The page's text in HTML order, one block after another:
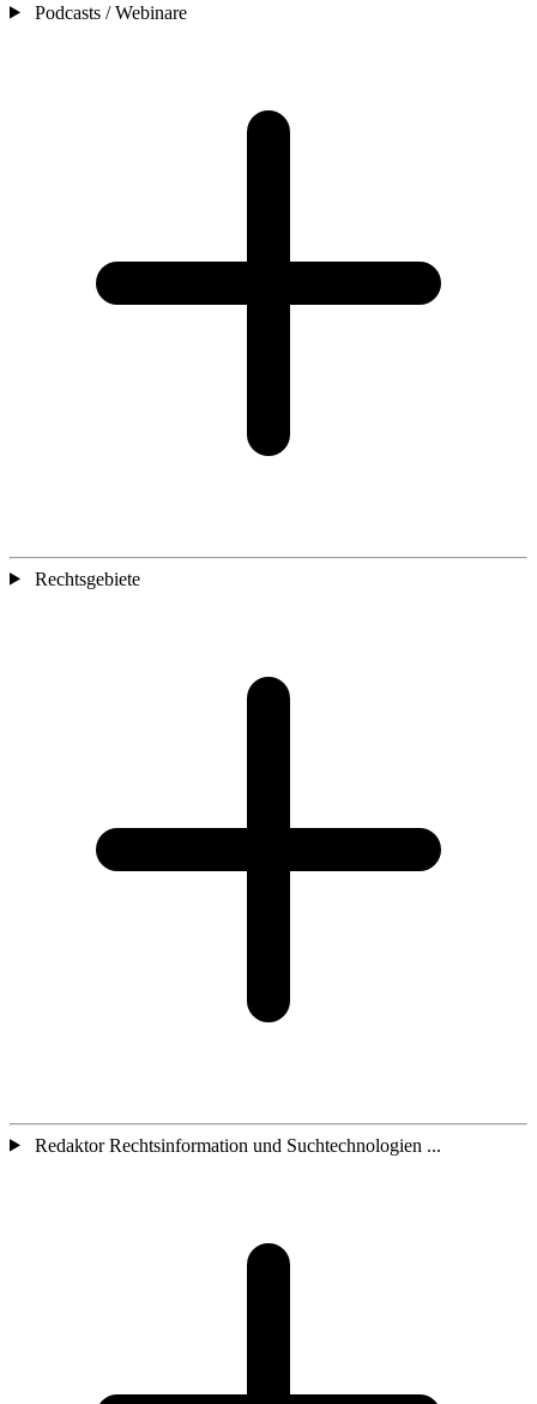
Podcasts / Webinare
Rechtsgebiete
Redaktor Rechtsinformation und Suchtechnologien ...